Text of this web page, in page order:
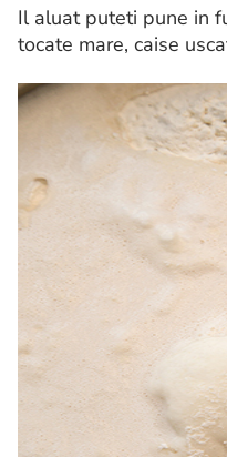
Il aluat puteti pune in
tocate mare, caise